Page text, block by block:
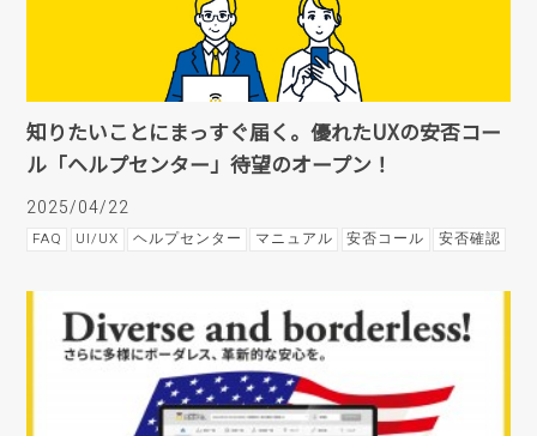
知りたいことにまっすぐ届く。優れたUXの安否コー
ル「ヘルプセンター」待望のオープン！
2025/04/22
FAQ UI/UX ヘルプセンター マニュアル 安否コール 安否確認